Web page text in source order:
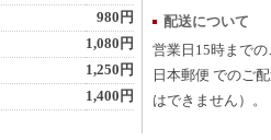
980円
1,080円
1,250円
1,400円
配送について
営業日15時まで
日本郵便 でのご
はできません）。